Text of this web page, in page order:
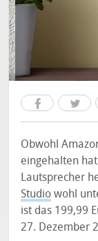
Obwohl
eingehalten
Lautsprecher
Studio wohl
ist das 199,99
27. Dezember